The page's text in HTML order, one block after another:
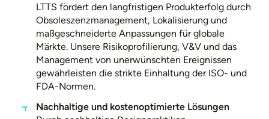
LTTS fördert den langfristigen Produkterfolg durch
Obsoleszenzmanagement, Lokalisierung und
maßgeschneiderte Anpassungen für globale
Märkte. Unsere Risikoprofilierung, V&V und das
Management von unerwünschten Ereignissen
gewährleisten die strikte Einhaltung der ISO- und
FDA-Normen.
Nachhaltige und kostenoptimierte Lösungen